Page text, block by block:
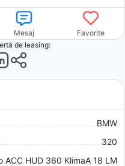
Mesaj
Favorite
de leasing:
BMW
320
ACC HUD 360 KlimaA 18 LM